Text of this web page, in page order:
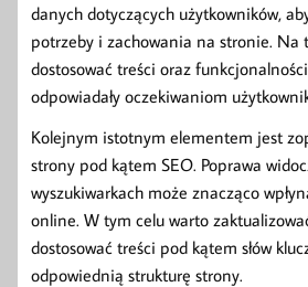
danych dotyczących użytkowników,
potrzeby i zachowania na stronie. Na
dostosować treści oraz
odpowiadały oczekiwaniom
Kolejnym istotnym elementem jest
strony pod kątem SEO. Poprawa
wyszukiwarkach może znacząco
online. W tym celu warto
dostosować treści pod kątem słów
odpowiednią strukturę strony.